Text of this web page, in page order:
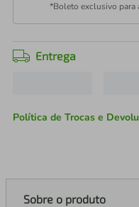
*Boleto exclusivo para
Entrega
Política de Trocas e
Sobre o produto